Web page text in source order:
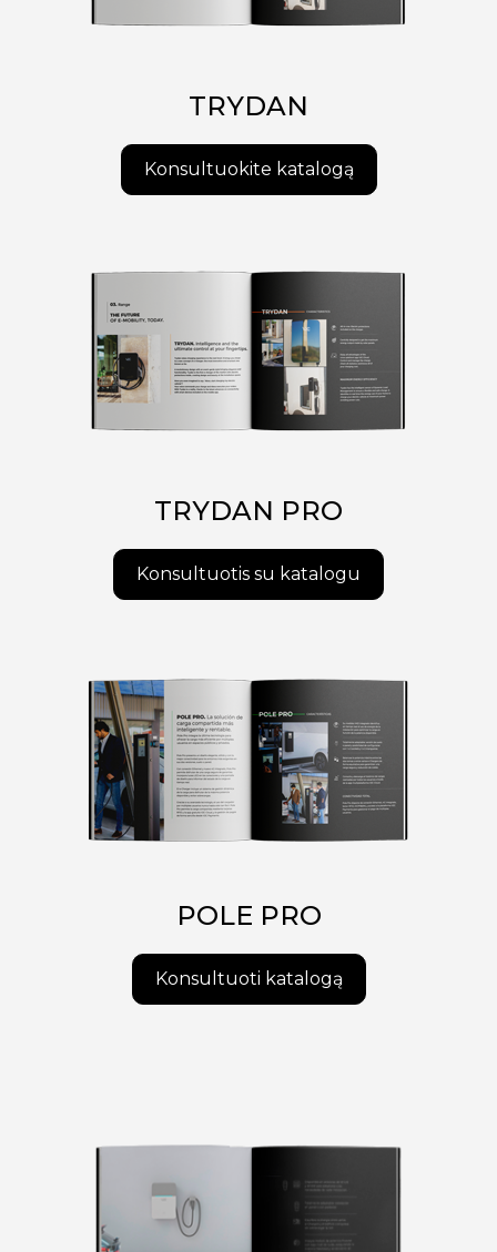
TRYDAN
Konsultuokite katalogą
TRYDAN PRO
Konsultuotis su katalogu
POLE PRO
Konsultuoti katalogą